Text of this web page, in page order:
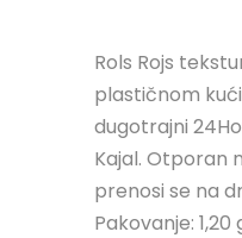
Rols Rojs
plastičnom
dugotrajni
Kajal. Otporan
prenosi se na
Pakovanje: